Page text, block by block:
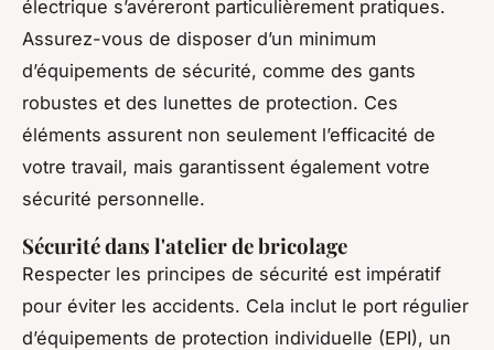
électrique s’avéreront particulièrement pratiques.
Assurez-vous de disposer d’un minimum
d’équipements de sécurité, comme des gants
robustes et des lunettes de protection. Ces
éléments assurent non seulement l’efficacité de
votre travail, mais garantissent également votre
sécurité personnelle.
Sécurité dans l'atelier de bricolage
Respecter les principes de sécurité est impératif
pour éviter les accidents. Cela inclut le port régulier
d’équipements de protection individuelle (EPI), un